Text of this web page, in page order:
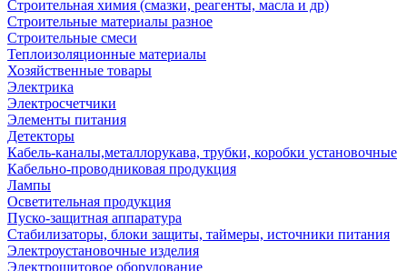
Строительная химия (смазки, реагенты, масла и др)
Строительные материалы разное
Строительные смеси
Теплоизоляционные материалы
Хозяйственные товары
Электрика
Электросчетчики
Элементы питания
Детекторы
Кабель-каналы,металлорукава, трубки, коробки установочные
Кабельно-проводниковая продукция
Лампы
Осветительная продукция
Пуско-защитная аппаратура
Стабилизаторы, блоки защиты, таймеры, источники питания
Электроустановочные изделия
Электрощитовое оборудование